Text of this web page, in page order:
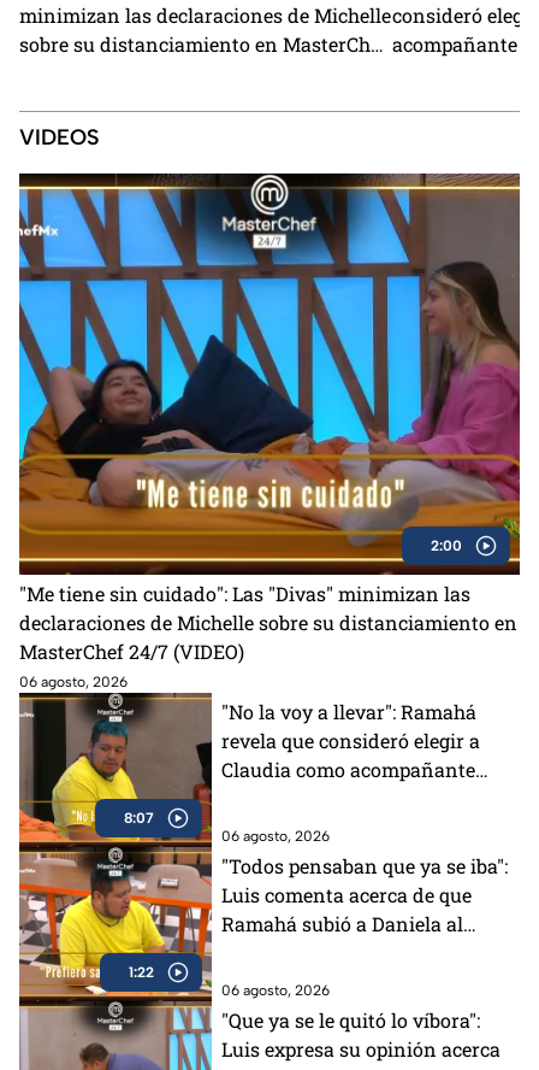
minimizan las declaraciones de Michelle
sobre su distanciamiento en MasterChef
consideró
acompañante
VIDEOS
2:00
"Me tiene sin cuidado": Las "Divas" minimizan las
declaraciones de Michelle sobre su distanciamiento en
MasterChef 24/7 (VIDEO)
06 agosto, 2026
8:07
"No la voy a llevar": Ramahá
revela que consideró elegir a
Claudia como acompañante
MasterChef (VIDEO)
06 agosto, 2026
1:22
"Todos pensaban que ya se iba":
Luis comenta acerca de que
Ramahá subió a Daniela al
06 agosto, 2026
"Que ya se le quitó lo víbora":
Luis expresa su opinión acerca